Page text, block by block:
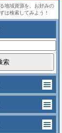
地域資源を、お好みの
は検索してみよう！